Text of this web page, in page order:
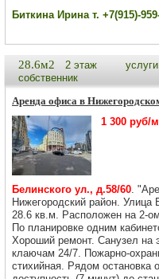
Биткина Ирина т. +7(915)-
28.6м2 2 этаж
собственник
Аренда офиса в
1 300 руб/
Белинского ул., д.58/60.
Нижегородский район.
28.6 кв.м. Расположен на 2-
По планировке одним
Хороший ремонт. Санузел на
клаючам 24/7. Пожарно-
стихийная. Рядом остановка